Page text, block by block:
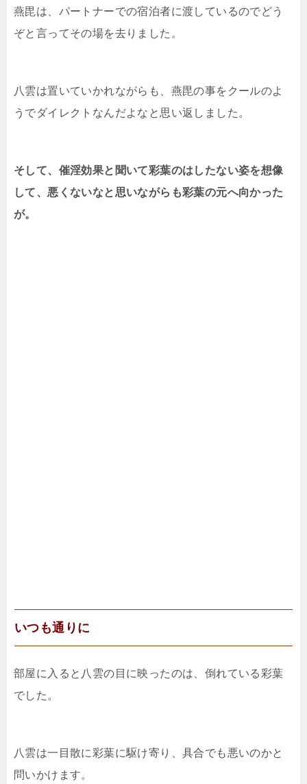
燕毘は、パートナーでの宿泊者に渡しているのでどう
ぞと言ってその場を去りました。
八雲は置いていかれながらも、燕毘の事をクールのよ
うでダイレクトなんだよなと思い返しました。
そして、催淫効果と聞いて彩葉のはしたない姿を想像
して、悪くないなと思いながらも彩葉の元へ向かった
が。
いつも通りに
部屋に入ると八雲の目に映ったのは、倒れている彩葉
でした。
八雲は一目散に彩葉に駆け寄り、具合でも悪いのかと
問いかけます。